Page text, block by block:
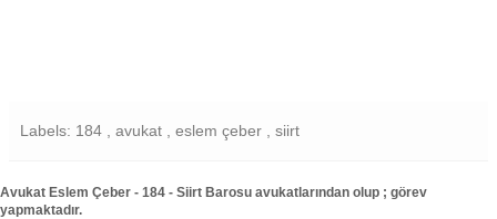
Labels: 184 , avukat , eslem çeber , siirt
Avukat Eslem Çeber - 184 - Siirt Barosu avukatlarından olup ; görev
yapmaktadır.